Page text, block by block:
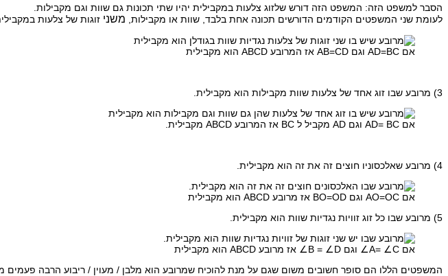
הסבר למשפט הזה: המשפט הזה דורש שלזוג צלעות במקבילית יהיו שתי תכונות גם שוות וגם מקבילות.
לעומת שני המשפטים הקודמים הדורשים תכונה אחת בלבד, שוות או מקבילות, משני זוגות של צלעות
אם AD=BC וגם AB=CD אז המרובע ABCD הוא מקבילית
3) מרובע שבו זוג אחד של צלעות שוות מקבילות הוא מקבילית.
אם AD= BC וגם AD מקביל ל BC אז המרובע ABCD מקבילית.
4) מרובע שאלכסוניו חוצים זה את זה הוא מקבילית.
אם AO=OC וגם BO=OD אז מרובע ABCD הוא מקבילית
5) מרובע שבו כל זוג זוויות נגדיות שוות הוא מקבילית.
אם A= ∠C∠ וגם B = ∠D∠ אז מרובע ABCD הוא מקבילית
המשפטים הללו הם סופר חשובים משום שגם על מנת להוכיח שמרובע הוא מלבן / מעוין / ריבוע הרבה פעמים